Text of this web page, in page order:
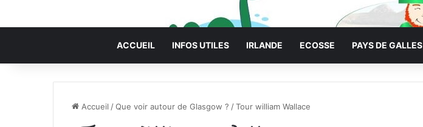
ACCUEIL INFOS UTILES IRLANDE ECOSSE PAYS DE GALLES
Accueil /Que voir autour de Glasgow ? /Tour william Wallace